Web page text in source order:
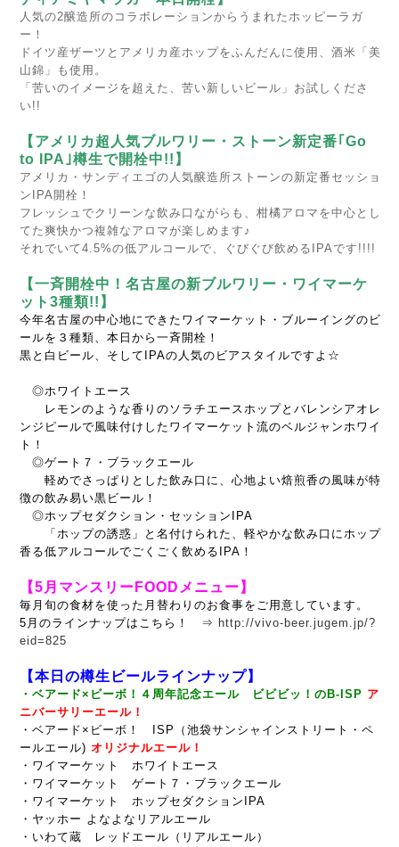
人気の2醸造所のコラボレーションからうまれたホッピーラガ
ー！
ドイツ産ザーツとアメリカ産ホップをふんだんに使用、酒米「美
山錦」も使用。
「苦いのイメージを超えた、苦い新しいビール」お試しくださ
い!!
【アメリカ超人気ブルワリー・ストーン新定番｢Go
to IPA｣樽生で開栓中!!】
アメリカ・サンディエゴの人気醸造所ストーンの新定番セッショ
ンIPA開栓！
フレッシュでクリーンな飲み口ながらも、柑橘アロマを中心とし
てた爽快かつ複雑なアロマが楽しめます♪
それでいて4.5%の低アルコールで、ぐびぐび飲めるIPAです!!!!
【一斉開栓中！名古屋の新ブルワリー・ワイマーケ
ット3種類!!】
今年名古屋の中心地にできたワイマーケット・ブルーイングのビ
ールを３種類、本日から一斉開栓！
黒と白ビール、そしてIPAの人気のビアスタイルですよ☆
◎ホワイトエース
レモンのような香りのソラチエースホップとバレンシアオレ
ンジピールで風味付けしたワイマーケット流のベルジャンホワイ
ト！
◎ゲート７・ブラックエール
軽めでさっぱりとした飲み口に、心地よい焙煎香の風味が特
徴の飲み易い黒ビール！
◎ホップセダクション・セッションIPA
「ホップの誘惑」と名付けられた、軽やかな飲み口にホップ
香る低アルコールでごくごく飲めるIPA！
【5月マンスリーFOODメニュー】
毎月旬の食材を使った月替わりのお食事をご用意しています。
5月のラインナップはこちら！ ⇒ http://vivo-beer.jugem.jp/?
eid=825
【本日の樽生ビールラインナップ】
・ベアード×ビーボ！４周年記念エール ビビビッ！のB-ISP ア
ニバーサリーエール！
・ベアード×ビーボ！ ISP（池袋サンシャインストリート・ペ
ールエール) オリジナルエール！
・ワイマーケット ホワイトエース
・ワイマーケット ゲート７・ブラックエール
・ワイマーケット ホップセダクションIPA
・ヤッホー よなよなリアルエール
・いわて蔵 レッドエール（リアルエール）